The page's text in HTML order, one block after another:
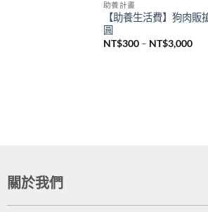
助養計畫
【助養生活費】狗肉販
圓
NT$300 – NT$3,000
關於我們